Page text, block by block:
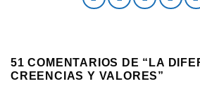
51 COMENTARIOS DE “ LA
CREENCIAS Y VALORES”